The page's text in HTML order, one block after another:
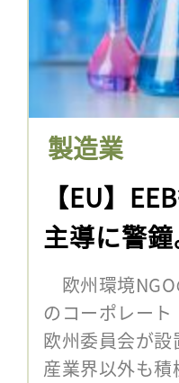
製造業
【EU】
主導に警
欧州環境
のコーポレー
欧州委員会が設
産業界以外も